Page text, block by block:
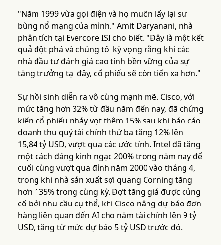
"Năm 1999 vừa gọi điện và họ muốn lấy lại sự
bùng nổ mạng của mình," Amit Daryanani, nhà
phân tích tại Evercore ISI cho biết. "Đây là một kết
quả đột phá và chúng tôi kỳ vọng rằng khi các
nhà đầu tư đánh giá cao tính bền vững của sự
tăng trưởng tại đây, cổ phiếu sẽ còn tiến xa hơn."
Sự hồi sinh diễn ra vô cùng mạnh mẽ. Cisco, với
mức tăng hơn 32% từ đầu năm đến nay, đã chứng
kiến cổ phiếu nhảy vọt thêm 15% sau khi báo cáo
doanh thu quý tài chính thứ ba tăng 12% lên
15,84 tỷ USD, vượt qua các ước tính. Intel đã tăng
một cách đáng kinh ngạc 200% trong năm nay để
cuối cùng vượt qua đỉnh năm 2000 vào tháng 4,
trong khi nhà sản xuất sợi quang Corning tăng
hơn 135% trong cùng kỳ. Đợt tăng giá được củng
cố bởi nhu cầu cụ thể, khi Cisco nâng dự báo đơn
hàng liên quan đến AI cho năm tài chính lên 9 tỷ
USD, tăng từ mức dự báo 5 tỷ USD trước đó.